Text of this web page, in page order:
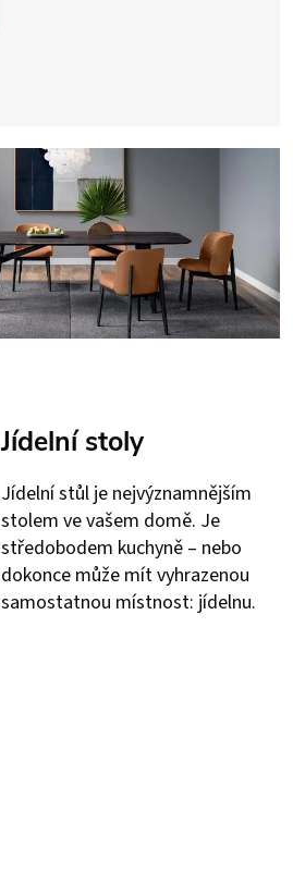
Jídelní stoly
Jídelní stůl je nejvýznamnějším
stolem ve vašem domě. Je
středobodem kuchyně – nebo
dokonce může mít vyhrazenou
samostatnou místnost: jídelnu.